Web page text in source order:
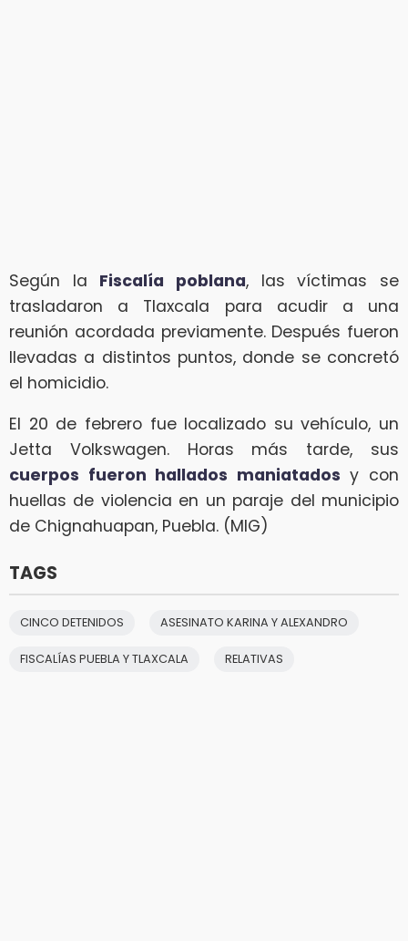
Según la Fiscalía poblana, las víctimas se
trasladaron a Tlaxcala para acudir a una
reunión acordada previamente. Después fueron
llevadas a distintos puntos, donde se concretó
el homicidio.
El 20 de febrero fue localizado su vehículo, un
Jetta Volkswagen. Horas más tarde, sus
cuerpos fueron hallados maniatados y con
huellas de violencia en un paraje del municipio
de Chignahuapan, Puebla. (MIG)
TAGS
CINCO DETENIDOS ASESINATO KARINA Y ALEXANDRO
FISCALÍAS PUEBLA Y TLAXCALA RELATIVAS